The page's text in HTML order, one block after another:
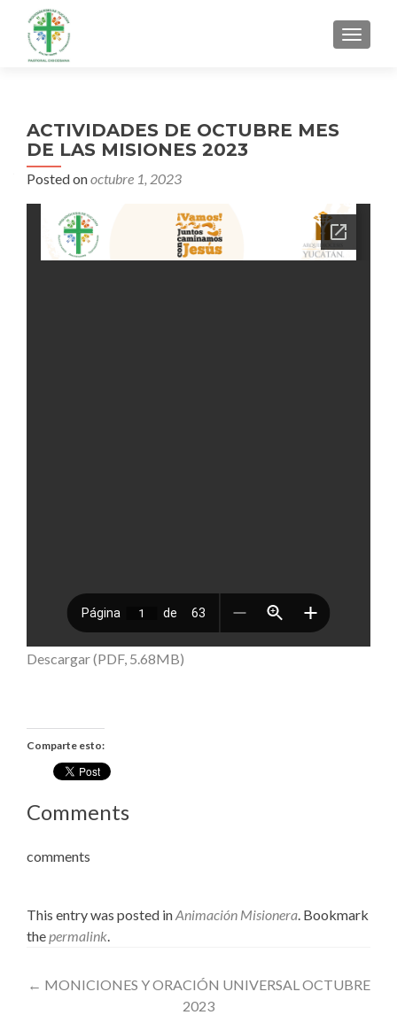
MENU
ACTIVIDADES DE OCTUBRE MES
DE LAS MISIONES 2023
Posted onoctubre 1, 2023
Descargar (PDF, 5.68MB)
Comparte esto:
Comments
comments
This entry was posted inAnimación Misionera. Bookmark
thepermalink.
Post
← MONICIONES Y ORACIÓN UNIVERSAL OCTUBRE
2023